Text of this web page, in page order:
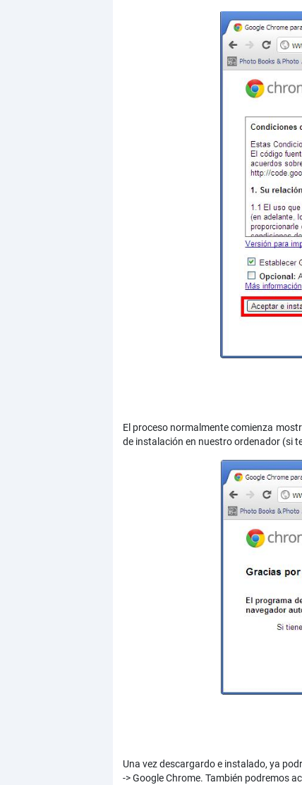
El proceso normalmente comienza
de instalación en nuestro ordenador (si
Una vez descargardo e instalado, ya
-> Google Chrome. También podremos